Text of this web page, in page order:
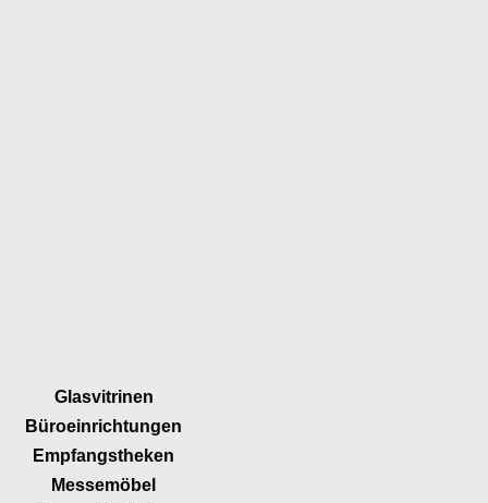
Glasvitrinen
Büroeinrichtungen
Empfangstheken
Messemöbel